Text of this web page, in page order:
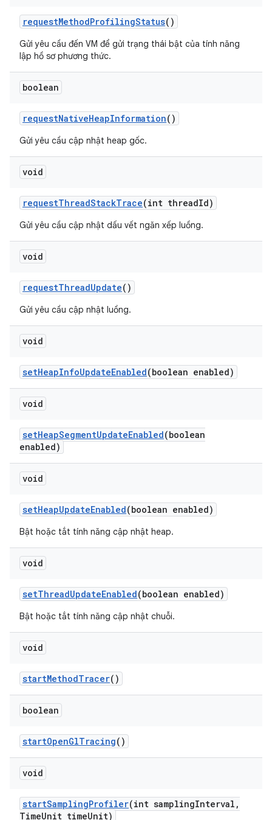
requestMethodProfilingStatus()
Gửi yêu cầu đến VM để gửi trạng thái bật của tính năng
lập hồ sơ phương thức.
boolean
requestNativeHeapInformation()
Gửi yêu cầu cập nhật heap gốc.
void
requestThreadStackTrace(int threadId)
Gửi yêu cầu cập nhật dấu vết ngăn xếp luồng.
void
requestThreadUpdate()
Gửi yêu cầu cập nhật luồng.
void
setHeapInfoUpdateEnabled(boolean enabled)
void
setHeapSegmentUpdateEnabled(boolean
enabled)
void
setHeapUpdateEnabled(boolean enabled)
Bật hoặc tắt tính năng cập nhật heap.
void
setThreadUpdateEnabled(boolean enabled)
Bật hoặc tắt tính năng cập nhật chuỗi.
void
startMethodTracer()
boolean
startOpenGlTracing()
void
startSamplingProfiler(int samplingInterval ,
TimeUnit timeUnit)